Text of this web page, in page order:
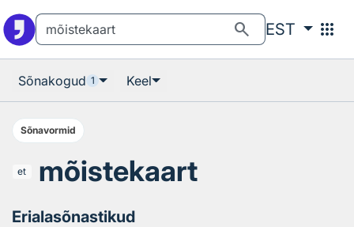
search EST apps
Sõnakogud 1 Keel
Sõnavormid
et mõistekaart
Erialasõnastikud